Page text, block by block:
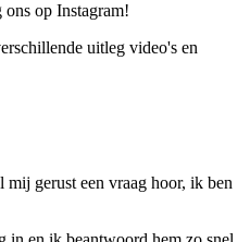
op Instagram!
uitleg video's en
gerust een vraag hoor, ik ben